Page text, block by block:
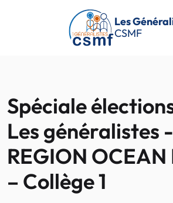
Passer au contenu principal
Les
CSMF
Spéciale
Les généralistes
REGION OCEAN
– Collège 1